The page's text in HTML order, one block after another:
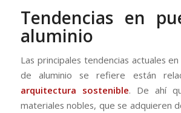
Tendencias en
aluminio
Las principales tendencias actuales
de aluminio se refiere están
arquitectura sostenible. De ahí
materiales nobles, que se adquieren